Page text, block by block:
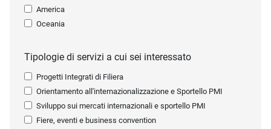
America
Oceania
Tipologie di servizi a cui sei interessato
Progetti Integrati di Filiera
Orientamento all'internazionalizzazione e Sportello PMI
Sviluppo sui mercati internazionali e sportello PMI
Fiere, eventi e business convention